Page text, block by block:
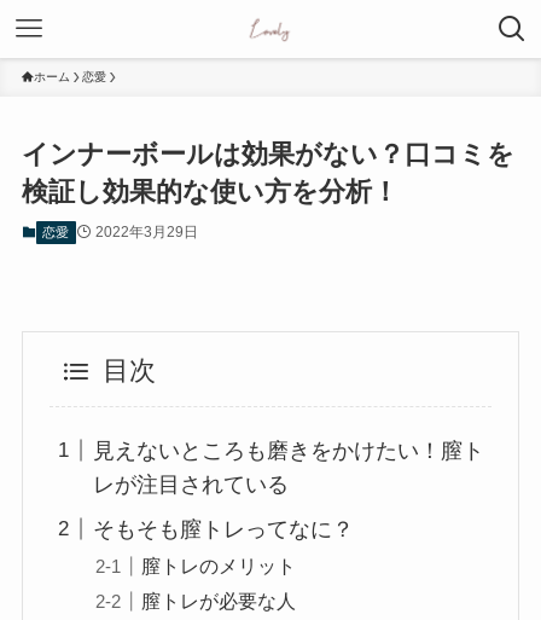
ホーム 恋愛
インナーボールは効果がない？口コミを
検証し効果的な使い方を分析！
恋愛 2022年3月29日
目次
見えないところも磨きをかけたい！膣ト
レが注目されている
そもそも膣トレってなに？
膣トレのメリット
膣トレが必要な人